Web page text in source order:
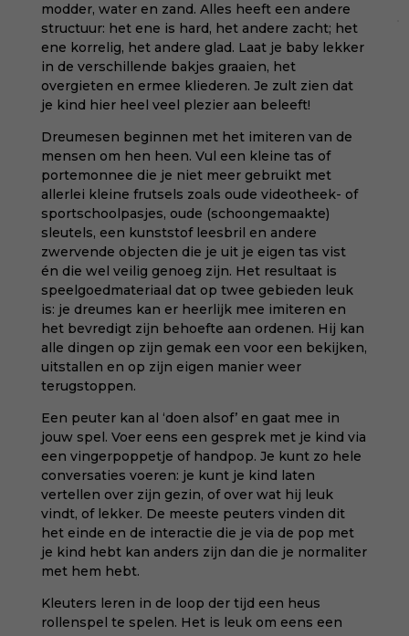
modder, water en zand. Alles heeft een andere
structuur: het ene is hard, het andere zacht; het
ene korrelig, het andere glad. Laat je baby lekker
in de verschillende bakjes graaien, het
overgieten en ermee kliederen. Je zult zien dat
je kind hier heel veel plezier aan beleeft!
Dreumesen beginnen met het imiteren van de
mensen om hen heen. Vul een kleine tas of
portemonnee die je niet meer gebruikt met
allerlei kleine frutsels zoals oude videotheek- of
sportschoolpasjes, oude (schoongemaakte)
sleutels, een kunststof leesbril en andere
zwervende objecten die je uit je eigen tas vist
én die wel veilig genoeg zijn. Het resultaat is
speelgoedmateriaal dat op twee gebieden leuk
is: je dreumes kan er heerlijk mee imiteren en
het bevredigt zijn behoefte aan ordenen. Hij kan
alle dingen op zijn gemak een voor een bekijken,
uitstallen en op zijn eigen manier weer
terugstoppen.
Een peuter kan al ‘doen alsof’ en gaat mee in
jouw spel. Voer eens een gesprek met je kind via
een vingerpoppetje of handpop. Je kunt zo hele
conversaties voeren: je kunt je kind laten
vertellen over zijn gezin, of over wat hij leuk
vindt, of lekker. De meeste peuters vinden dit
het einde en de interactie die je via de pop met
je kind hebt kan anders zijn dan die je normaliter
met hem hebt.
Kleuters leren in de loop der tijd een heus
rollenspel te spelen. Het is leuk om eens een